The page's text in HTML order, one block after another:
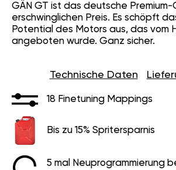
GÄN GT ist das deutsche Premium-
erschwinglichen Preis. Es schöpft
Potential des Motors aus, das vom
angeboten wurde. Ganz sicher.
Technische Daten
18 Finetuning Mappings
Bis zu 15% Spritersparnis
5 mal Neuprogrammierung